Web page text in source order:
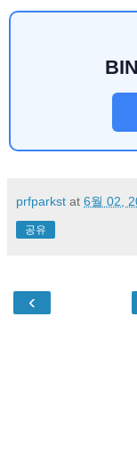
prfparkst at 6월 02,
공유
‹